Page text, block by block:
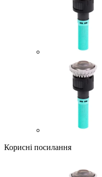
Корисні посилання